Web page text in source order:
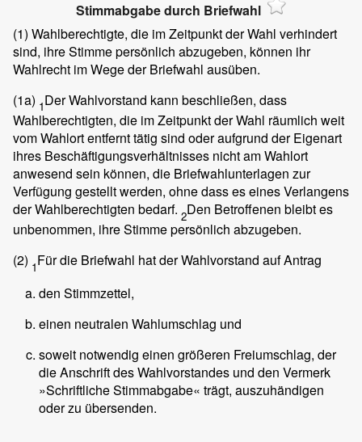
Stimmabgabe durch Briefwahl
(1) Wahlberechtigte, die im Zeitpunkt der Wahl verhindert
sind, ihre Stimme persönlich abzugeben, können ihr
Wahlrecht im Wege der Briefwahl ausüben.
(1a) 1Der Wahlvorstand kann beschließen, dass
Wahlberechtigten, die im Zeitpunkt der Wahl räumlich weit
vom Wahlort entfernt tätig sind oder aufgrund der Eigenart
ihres Beschäftigungsverhältnisses nicht am Wahlort
anwesend sein können, die Briefwahlunterlagen zur
Verfügung gestellt werden, ohne dass es eines Verlangens
der Wahlberechtigten bedarf. 2Den Betroffenen bleibt es
unbenommen, ihre Stimme persönlich abzugeben.
(2) 1Für die Briefwahl hat der Wahlvorstand auf Antrag
den Stimmzettel,
einen neutralen Wahlumschlag und
soweit notwendig einen größeren Freiumschlag, der
die Anschrift des Wahlvorstandes und den Vermerk
»Schriftliche Stimmabgabe« trägt, auszuhändigen
oder zu übersenden.